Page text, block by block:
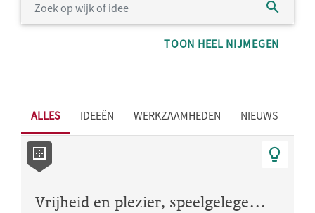
TOON HEEL NIJMEGEN
ALLES IDEEËN WERKZAAMHEDEN NIEUWS
Vrijheid en plezier, speelgelegenheid voor de kinderen en iedereen